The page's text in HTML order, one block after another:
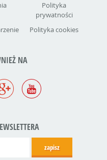
Polityka
prywatności
Polityka cookies
NA